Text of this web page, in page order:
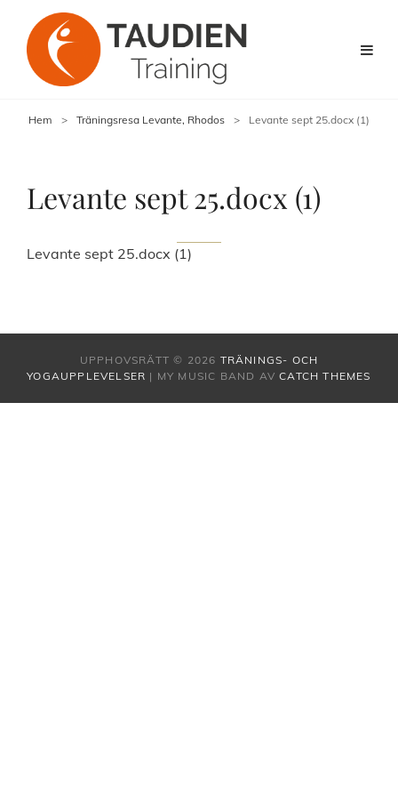
Hem > Träningsresa Levante, Rhodos > Levante sept 25.docx (1)
Levante sept 25.docx (1)
Levante sept 25.docx (1)
UPPHOVSRÄTT © 2026 TRÄNINGS- OCH
YOGAUPPLEVELSER | MY MUSIC BAND AVCATCH THEMES